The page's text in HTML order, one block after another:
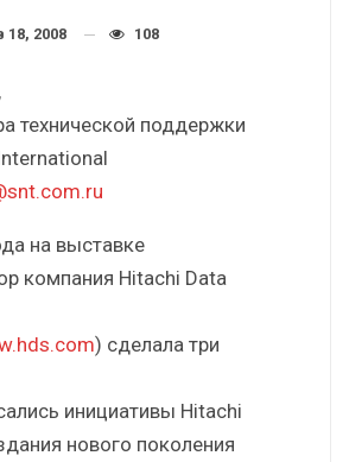
18, 2008 108
,
технической поддержки
на выставке
компания Hitachi Data
) сделала три
инициативы Hitachi
нового поколения